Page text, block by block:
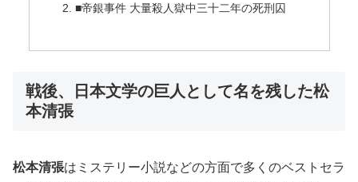
■帝銀事件 大量殺人獄中三十二年の死刑囚
戦後、日本文学の巨人として名を残した松
本清張
松本清張はミステリー小説などの方面で多くのベストセラ